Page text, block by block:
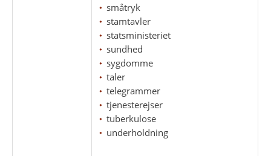
småtryk
stamtavler
statsministeriet
sundhed
sygdomme
taler
telegrammer
tjenesterejser
tuberkulose
underholdning